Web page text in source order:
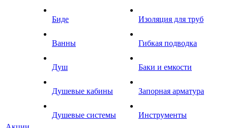
Биде
Ванны
Душ
Душевые кабины
Душевые системы
Изоляция для труб
Гибкая подводка
Баки и емкости
Запорная арматура
Инструменты